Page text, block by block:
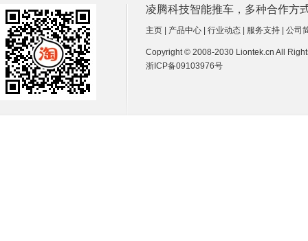
凌腾科技智能推车，多种合作方
主页 产品中心 行业动态 服务支持 公司
Copyright © 2008-2030 Liontek.cn All
浙ICP备09103976号